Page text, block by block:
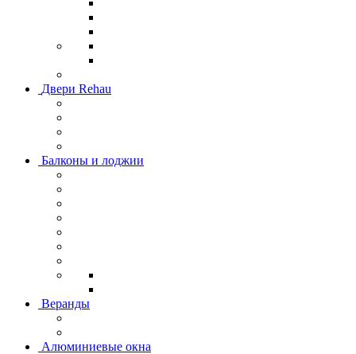
Двери Rehau
Балконы и лоджии
Веранды
Алюминиевые окна